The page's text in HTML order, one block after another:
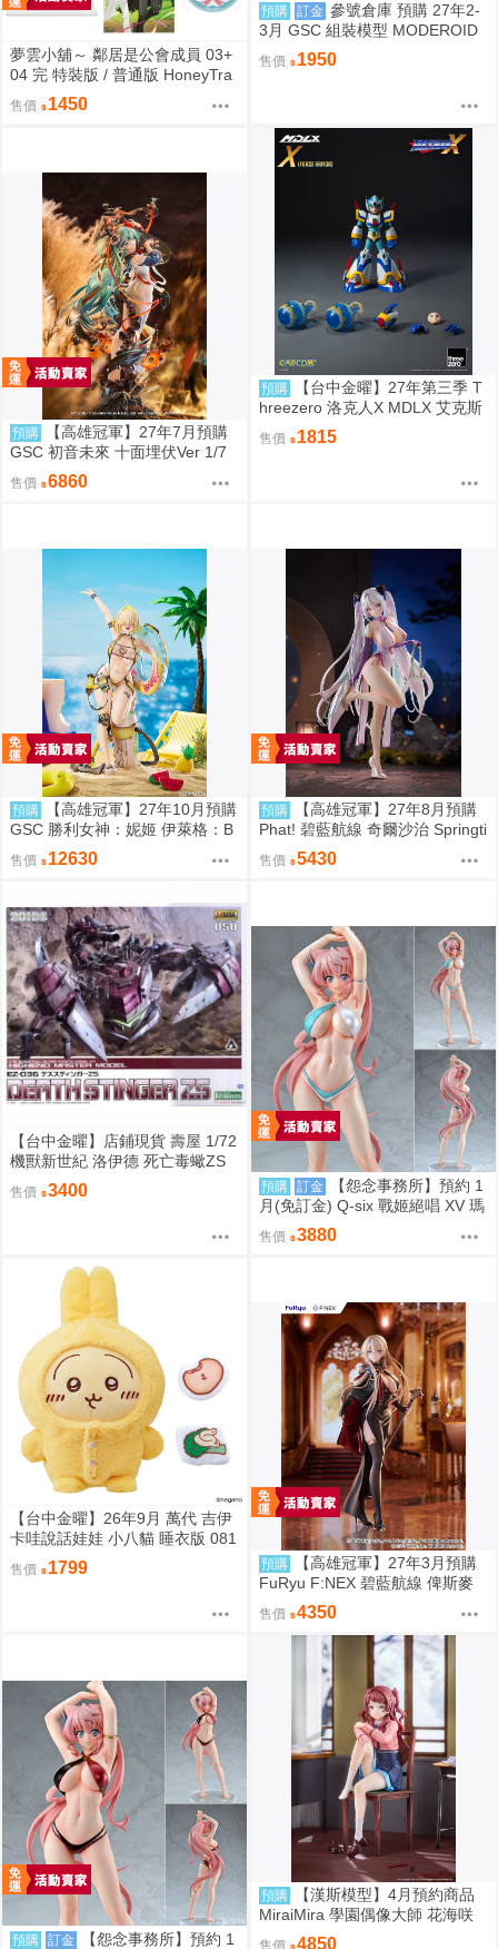
夢雲小舖～ 鄰居是公會成員 03+
04 完 特裝版 / 普通版 HoneyTra
p(허니트랩) 朧月
售價 1450
預購 訂金 參號倉庫 預購 27年2-
3月 GSC 組裝模型 MODEROID
UFO戰士阿波羅 大阿波羅 9/6 超
取免訂
售價 1950
預購
【高雄冠軍】27年7月預購
GSC 初音未來 十面埋伏Ver 1/7
再版 免訂金0907
售價 6860
預購
【台中金曜】27年第三季 T
hreezero 洛克人X MDLX 艾克斯
（武力裝甲） 一般版 0907
售價 1815
預購
【高雄冠軍】27年10月預購
GSC 勝利女神：妮姬 伊萊格：B
OOM與驚嚇 1/4 0907
售價 12630
預購
【高雄冠軍】27年8月預購
Phat! 碧藍航線 奇爾沙治 Springti
me Data 1/6 免訂金0928
售價 5430
【台中金曜】店鋪現貨 壽屋 1/72
機獸新世紀 洛伊德 死亡毒蠍ZS
EZ-036
售價 3400 預購 訂金
【怨念事務所】預約 1
月(免訂金) Q-six 戰姬絕唱 XV 瑪
麗亞 比基尼Ver 1/7 油光版 0920
售價 3880
【台中金曜】26年9月 萬代 吉伊
卡哇說話娃娃 小八貓 睡衣版 081
售價 1799 預購
【高雄冠軍】27年3月預購
FuRyu F:NEX 碧藍航線 俾斯麥
正裝Ver 1/7 免訂金0909
售價 4350
預購 訂金 【怨念事務所】預約 1
預購
【漢斯模型】4月預約商品
MiraiMira 學園偶像大師 花海咲
季 雨後鳶尾花 特訓前Ver 1/7 10
4850